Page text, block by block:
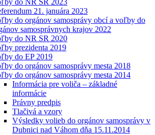
do NR SR 2023
21. januára 2023
do orgánov samosprávy obcí a voľby do
samosprávnych krajov 2022
do NR SR 2020
prezidenta 2019
do EP 2019
do orgánov samosprávy mesta 2018
do orgánov samosprávy mesta 2014
Informácia pre voliča – základné
informácie
Právny predpis
Tlačivá a vzory
Výsledky volieb do orgánov samosprávy v
Dubnici nad Váhom dňa 15.11.2014